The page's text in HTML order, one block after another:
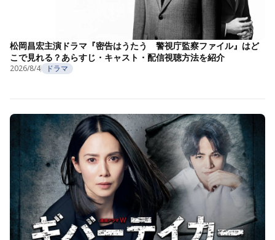
松岡昌宏主演ドラマ『密告はうたう 警視庁監察ファイル』はど
こで見れる？あらすじ・キャスト・配信視聴方法を紹介
2026/8/4 ドラマ